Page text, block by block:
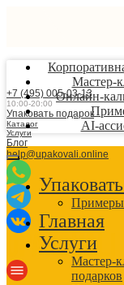
+7 (495) 005-03-13
10:00-20:00
Упаковать подарок
Каталог
Услуги
Блог
help@upakovali.online
Мастер-
Онлайн-
AI-
Примеры
Главная
Услуги
Мастер-
подарков